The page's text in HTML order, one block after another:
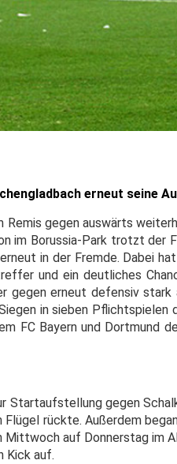
erneut seine
gegen auswärts
im Borussia-Park trotzt der
in der Fremde. Dabei
und ein deutliches
gegen erneut defensiv stark
in sieben Pflichtspielen
FC Bayern und Dortmund
Startaufstellung gegen
rückte. Außerdem
Mittwoch auf Donnerstag im
Kick auf.